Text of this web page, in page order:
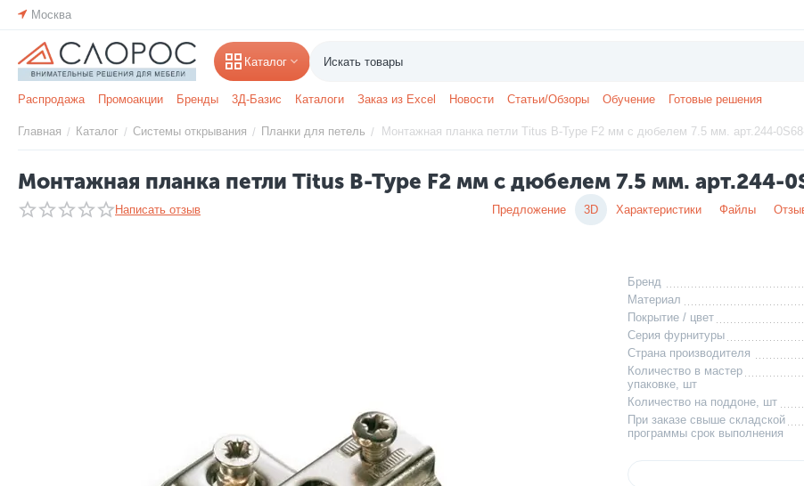
Москва
Каталог
Распродажа Промоакции Бренды 3Д-Базис Каталоги Заказ из Excel Новости Статьи/Обзоры Обучение Готовые решения
Главная / Каталог / Системы открывания / Планки для петель / Монтажная планка петли Titus B-Type F2 мм с дюбелем 7.5 мм. арт.244-
Монтажная планка петли Titus B-Type F2 мм с дюбелем 7.5 мм. арт.244-
Написать отзыв Предложение 3D Характеристики Файлы
Бренд
Материал
Покрытие / цвет
Серия фурнитуры
Страна производителя
Количество в мастер
упаковке, шт
Количество на поддоне, шт
При заказе свыше складской
программы срок выполнения